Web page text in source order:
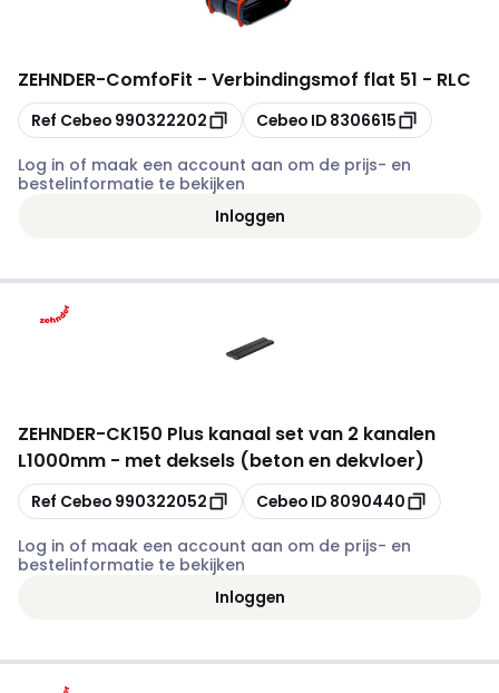
ZEHNDER-ComfoFit - Verbindingsmof flat 51 - RLC
Kopiëren
Ref Cebeo 990322202 Kopiëren
Cebeo ID 8306615
Log in of maak een account aan om de prijs- en
bestelinformatie te bekijken
Inloggen
ZEHNDER-CK150 Plus kanaal set van 2 kanalen
L1000mm - met deksels (beton en dekvloer)
Kopiëren
Ref Cebeo 990322052 Kopiëren
Cebeo ID 8090440
Log in of maak een account aan om de prijs- en
bestelinformatie te bekijken
Inloggen